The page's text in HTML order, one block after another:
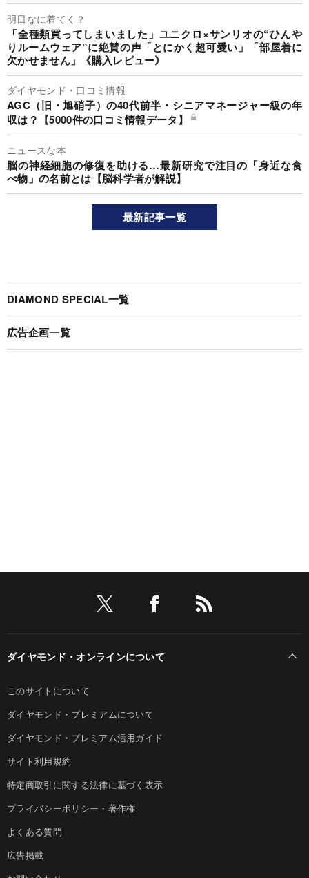
明日なに着てく？
「全種類買ってしまいました」ユニクロ×サンリオの“ひんや
りルームウェア”に絶賛の声「とにかく超可愛い」「部屋着に
欠かせません」《購入レビュー》
ダイヤモンド・口コミ情報
AGC（旧・旭硝子）の40代前半・シニアマネージャー級の年
収は？【5000件の口コミ情報データ】
ニュースな本
脳の神経細胞の修復を助ける…最新研究で注目の「身近な食
べ物」の名前とは【脳科学者が解説】
最新記事一覧
DIAMOND SPECIAL一覧
広告企画一覧
ダイヤモンド・オンラインについて
このサイトについて
ダイヤモンド・プレミアムについて
ダイヤモンド・プレミアム活用ガイド
サイト利用規約
特定商取引に関する法律に基づく表示
プライバシーポリシー・著作権
よくある質問
広告掲載